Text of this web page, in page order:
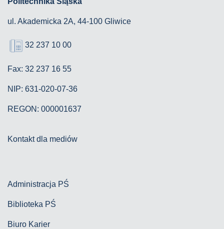
ul. Akademicka 2A, 44-100 Gliwice
32 237 10 00
Fax: 32 237 16 55
NIP: 631-020-07-36
REGON: 000001637
Kontakt dla mediów
Administracja PŚ
Biblioteka PŚ
Biuro Karier